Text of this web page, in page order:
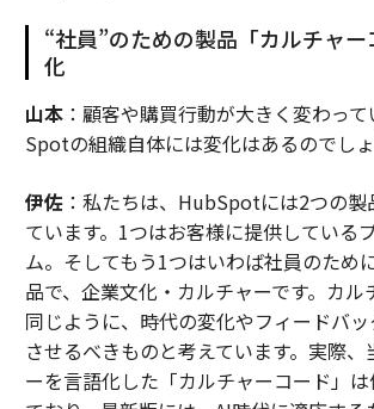
“社員”のための製品「カルチャ
化
山本：顧客や購買行動が大きく変わっ
Spotの組織自体には変化はあるのでしょ
伊佐：私たちは、HubSpotには2つの製
ています。1つはお客様に提供している
ム。そしてもう1つはいわば社員のため
品で、企業文化・カルチャーです。カル
同じように、時代の変化やフィードバ
させるべきものと考えています。実際、
ーを言語化した「カルチャーコード」